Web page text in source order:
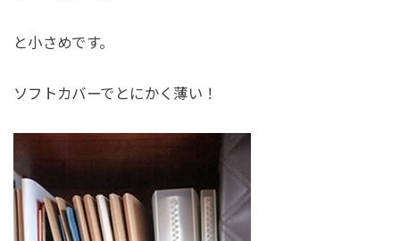
と小さめです。
ソフトカバーでとにかく薄い！